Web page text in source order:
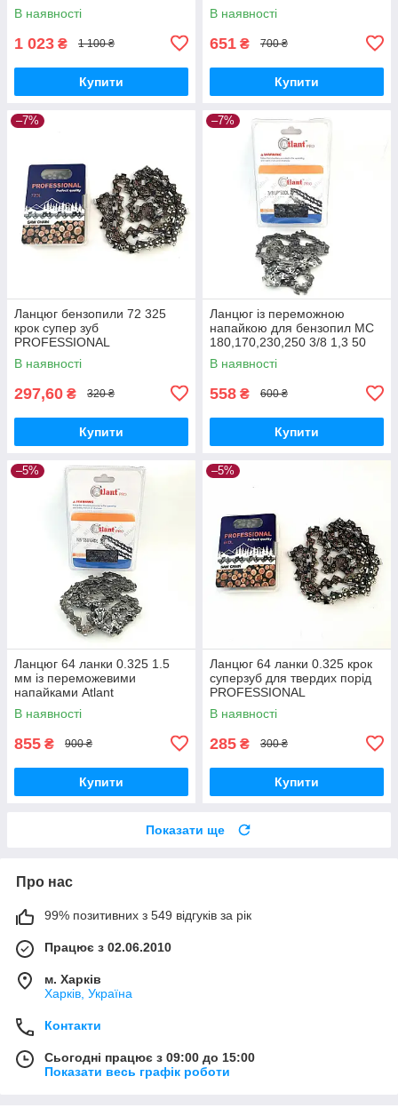
В наявності
1 023 ₴ 1 100 ₴
Купити
В наявності
651 ₴ 700 ₴
Купити
–7%
Ланцюг бензопили 72 325
крок супер зуб
PROFESSIONAL
В наявності
297,60 ₴ 320 ₴
Купити
–7%
Ланцюг із переможною
напайкою для бензопил МС
180,170,230,250 3/8 1,3 50
ланок
В наявності
558 ₴ 600 ₴
Купити
–5%
Ланцюг 64 ланки 0.325 1.5
мм із переможевими
напайками Atlant
В наявності
855 ₴ 900 ₴
Купити
–5%
Ланцюг 64 ланки 0.325 крок
суперзуб для твердих порід
PROFESSIONAL
В наявності
285 ₴ 300 ₴
Купити
Показати ще
Про нас
99% позитивних з 549 відгуків за рік
Працює з 02.06.2010
м. Харків
Харків, Україна
Контакти
Сьогодні працює з 09:00 до 15:00
Показати весь графік роботи